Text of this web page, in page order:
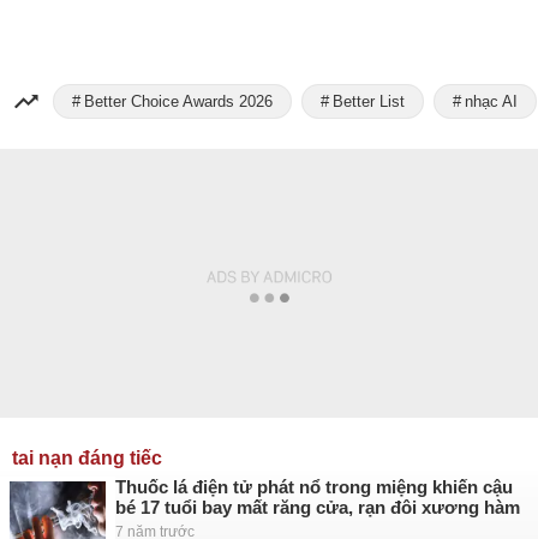
Better Choice Awards 2026 Better List nhạc AI
tai nạn đáng tiếc
Thuốc lá điện tử phát nổ trong miệng khiến cậu
bé 17 tuổi bay mất răng cửa, rạn đôi xương hàm
7 năm trước